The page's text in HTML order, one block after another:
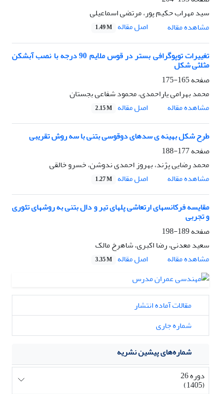
سید مهراب حکیم پور، مرتضی اسماعیلی
مشاهده مقاله
اصل مقاله 1.49 M
تغییرات توپوگرافی بستر در قوس ملایم 90 درجه با نصب آبشکن
مثلثی‌ شکل
صفحه165-175
محمد بهرامی یاراحمدی، محمود شفاعی بجستان
مشاهده مقاله
اصل مقاله 2.15 M
طرح شکل بهینه ی سدهای دوقوسی بتنی با سه روش تقریبی
صفحه177-188
محمد رضایی پژند، بهروز احمدی ندوشن، خسرو خالقی
مشاهده مقاله
اصل مقاله 1.27 M
مقایسه فرکانسهای ارتعاشی پلهای تیر و دال بتنی به روشهای تئوری
و تجربی
صفحه189-198
سعید معدنی، رضا اکبری، شاهرخ مالک
مشاهده مقاله
اصل مقاله 3.35 M
مقالات آماده انتشار
شماره جاری
شماره‌های پیشین نشریه
دوره 26
(1405)